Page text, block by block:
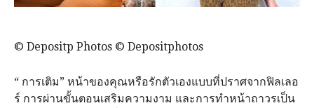
© Depositp Photos © Depositphotos
“ การเติม” หน้าของคุณหรือรักตัวเองแบบที่ปราศจากฟิลเลอ
ร์​ การผ่านขั้นตอนเสริมความงาม และการทำหน้าถาวรเป็น